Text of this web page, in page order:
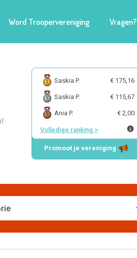
Word Troopervereniging Vragen?
Saskia P. € 175,16
Saskia P. € 115,67
Ania P. € 2,00
Volledige ranking >
Promoot je vereniging